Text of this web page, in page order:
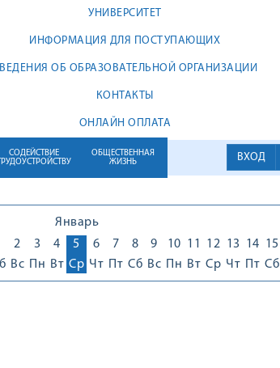
УНИВЕРСИТЕТ
ИНФОРМАЦИЯ ДЛЯ ПОСТУПАЮЩИХ
ОБ ОБРАЗОВАТЕЛЬНОЙ ОРГАНИЗАЦИИ
КОНТАКТЫ
ОНЛАЙН ОПЛАТА
ВХОД
СОДЕЙСТВИЕ
ТРУДОУСТРОЙСТВУ
ОБЩЕСТВЕННАЯ
ЖИЗНЬ
Январь
2
Вс
3
Пн
4
Вт
5
Ср
6
Чт
7
Пт
8
Сб
9
Вс
10
Пн
11
Вт
12
Ср
13
Чт
14
Пт
15
Сб